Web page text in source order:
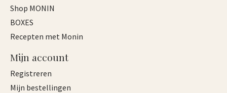
Shop MONIN
BOXES
Recepten met Monin
Mijn account
Registreren
Mijn bestellingen